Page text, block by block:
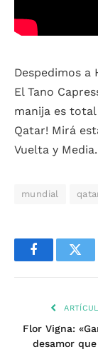
Despedimos a
El Tano
manija es
Qatar! Mirá
Vuelta y Media.
mundial
Facebook
Flor Vigna:
desamor